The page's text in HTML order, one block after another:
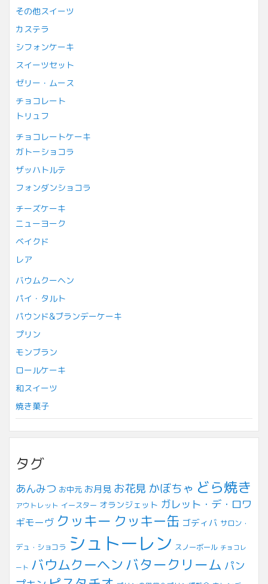
その他スイーツ
カステラ
シフォンケーキ
スイーツセット
ゼリー・ムース
チョコレート
トリュフ
チョコレートケーキ
ガトーショコラ
ザッハトルテ
フォンダンショコラ
チーズケーキ
ニューヨーク
ベイクド
レア
バウムクーヘン
パイ・タルト
パウンド&ブランデーケーキ
プリン
モンブラン
ロールケーキ
和スイーツ
焼き菓子
タグ
あんみつ お中元 お月見 お花見 かぼちゃ どら焼き
アウトレット イースター オランジェット ガレット・デ・ロワ
ギモーヴ クッキー クッキー缶 ゴディバ サロン・
デュ・ショコラ シュトーレン スノーボール チョコレ
ート バウムクーヘンバタークリーム パン